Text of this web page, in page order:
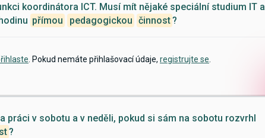
koordinátora ICT. Musí mít nějaké speciální studium IT a
přímou pedagogickou činnost?
. Pokud nemáte přihlašovací údaje, registrujte se
práci v sobotu a v neděli, pokud si sám na sobotu rozvrhl
?